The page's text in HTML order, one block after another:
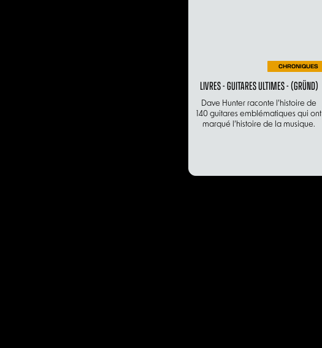
CHRONIQUES
LIVRES - GUITARES ULTIMES - (GRÜND)
Dave Hunter raconte l’histoire de
140 guitares emblématiques qui ont
marqué l’histoire de la musique.